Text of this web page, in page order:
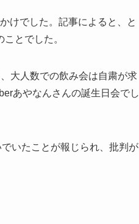
けでした。記事によると、と
とでした。
大人数での飲み会は自粛が求
あやなんさんの誕生日会でし
いたことが報じられ、批判が